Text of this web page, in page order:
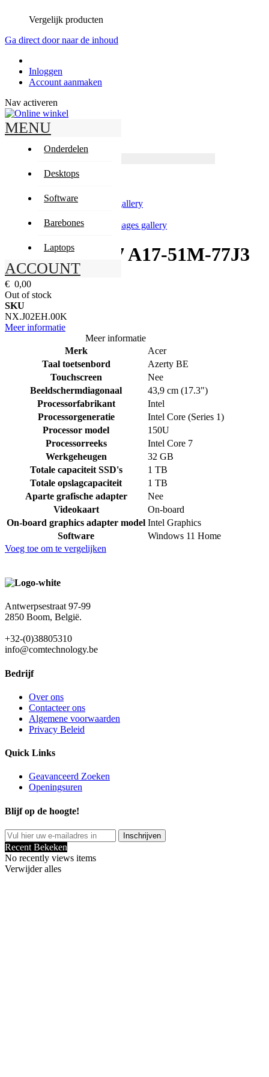
Vergelijk producten
Ga direct door naar de inhoud
Inloggen
Account aanmaken
Nav activeren
MENU
Onderdelen
Desktops
Software
Barebones
Laptops
ACCOUNT
Zoeken
Zoeken
Geavanceerd zoeken
Mijn winkelwagen
Skip to the end of the images gallery
Skip to the beginning of the images gallery
Acer Aspire 17 A17-51M-77J3
€ 0,00
Out of stock
SKU
NX.J02EH.00K
Meer informatie
Meer informatie
Merk
Acer
Taal toetsenbord
Azerty BE
Touchscreen
Nee
Beeldschermdiagonaal
43,9 cm (17.3")
Processorfabrikant
Intel
Processorgeneratie
Intel Core (Series 1)
Processor model
150U
Processorreeks
Intel Core 7
Werkgeheugen
32 GB
Totale capaciteit SSD's
1 TB
Totale opslagcapaciteit
1 TB
Aparte grafische adapter
Nee
Videokaart
On-board
On-board graphics adapter model Intel Graphics
Software
Windows 11 Home
Voeg toe om te vergelijken
Antwerpsestraat 97-99
2850 Boom, België.
+32-(0)38805310
info@comtechnology.be
Bedrijf
Over ons
Contacteer ons
Algemene voorwaarden
Privacy Beleid
Quick Links
Geavanceerd Zoeken
Openingsuren
Blijf op de hoogte!
Inschrijven
Recent Bekeken
No recently views items
Verwijder alles